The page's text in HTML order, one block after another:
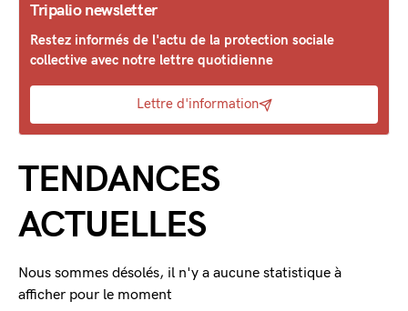
Tripalio newsletter
Restez informés de l'actu de la protection sociale
collective avec notre lettre quotidienne
Lettre d'information
TENDANCES
ACTUELLES
Nous sommes désolés, il n'y a aucune statistique à
afficher pour le moment